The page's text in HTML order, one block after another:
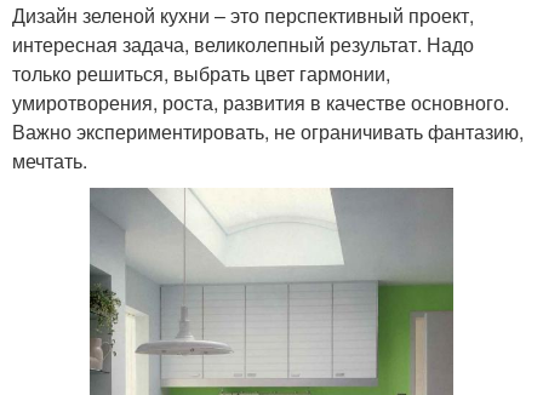
Дизайн зеленой кухни – это перспективный проект,
интересная задача, великолепный результат. Надо
только решиться, выбрать цвет гармонии,
умиротворения, роста, развития в качестве основного.
Важно экспериментировать, не ограничивать фантазию,
мечтать.